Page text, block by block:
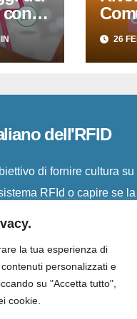
la tua esperienza di
personalizzati e
su "Accetta tutto",
cookie.
con
26
dell'RFID
di fornire cultura
RFId o capire se la